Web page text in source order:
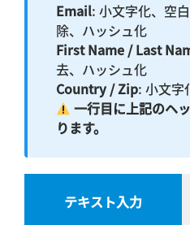
Email: 小文字化、空
除、ハッシュ化
First Name / Last
去、ハッシュ化
Country / Zip: 小文字
一行目に上記のヘ
ります。
テキスト入力